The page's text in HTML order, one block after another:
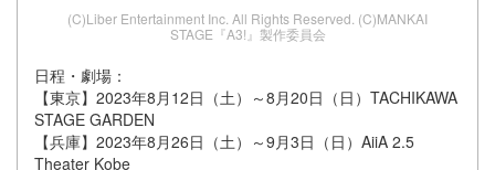
(C)Liber Entertainment Inc. All Rights Reserved. (C)MANKAI
STAGE『A3!』製作委員会
日程・劇場：
【東京】2023年8月12日（土）～8月20日（日）TACHIKAWA
STAGE GARDEN
【兵庫】2023年8月26日（土）～9月3日（日）AiiA 2.5
Theater Kobe